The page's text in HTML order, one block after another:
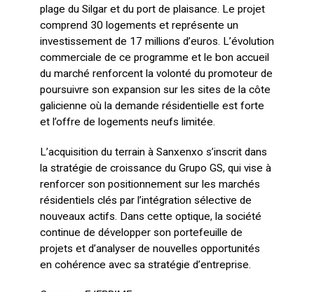
plage du Silgar et du port de plaisance. Le projet
comprend 30 logements et représente un
investissement de 17 millions d’euros. L’évolution
commerciale de ce programme et le bon accueil
du marché renforcent la volonté du promoteur de
poursuivre son expansion sur les sites de la côte
galicienne où la demande résidentielle est forte
et l’offre de logements neufs limitée.
L’acquisition du terrain à Sanxenxo s’inscrit dans
la stratégie de croissance du Grupo GS, qui vise à
renforcer son positionnement sur les marchés
résidentiels clés par l’intégration sélective de
nouveaux actifs. Dans cette optique, la société
continue de développer son portefeuille de
projets et d’analyser de nouvelles opportunités
en cohérence avec sa stratégie d’entreprise.